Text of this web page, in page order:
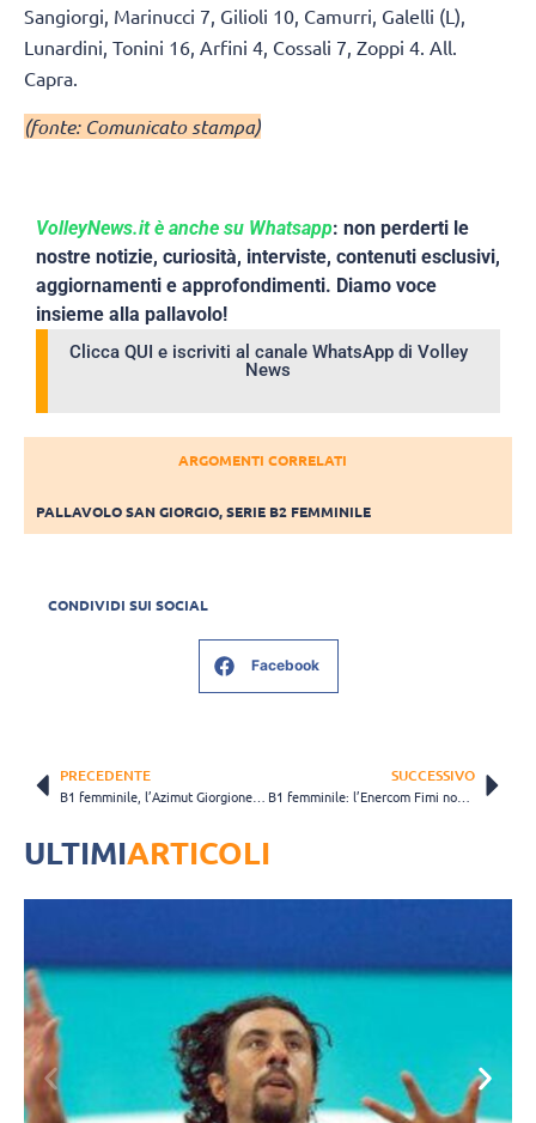
Sangiorgi, Marinucci 7, Gilioli 10, Camurri, Galelli (L),
Lunardini, Tonini 16, Arfini 4, Cossali 7, Zoppi 4. All.
Capra.
(fonte: Comunicato stampa)
VolleyNews.it è anche su Whatsapp: non perderti le
nostre notizie, curiosità, interviste, contenuti esclusivi,
aggiornamenti e approfondimenti. Diamo voce
insieme alla pallavolo!
Clicca QUI e iscriviti al canale WhatsApp di Volley
News
ARGOMENTI CORRELATI
PALLAVOLO SAN GIORGIO,SERIE B2 FEMMINILE
CONDIVIDI SUI SOCIAL
Facebook
PRECEDENTE SUCCESSIVO
B1 femminile: l’Enercom Fimi non trova continuità, Peschiera si impone al tie break
ULTIMIARTICOLI